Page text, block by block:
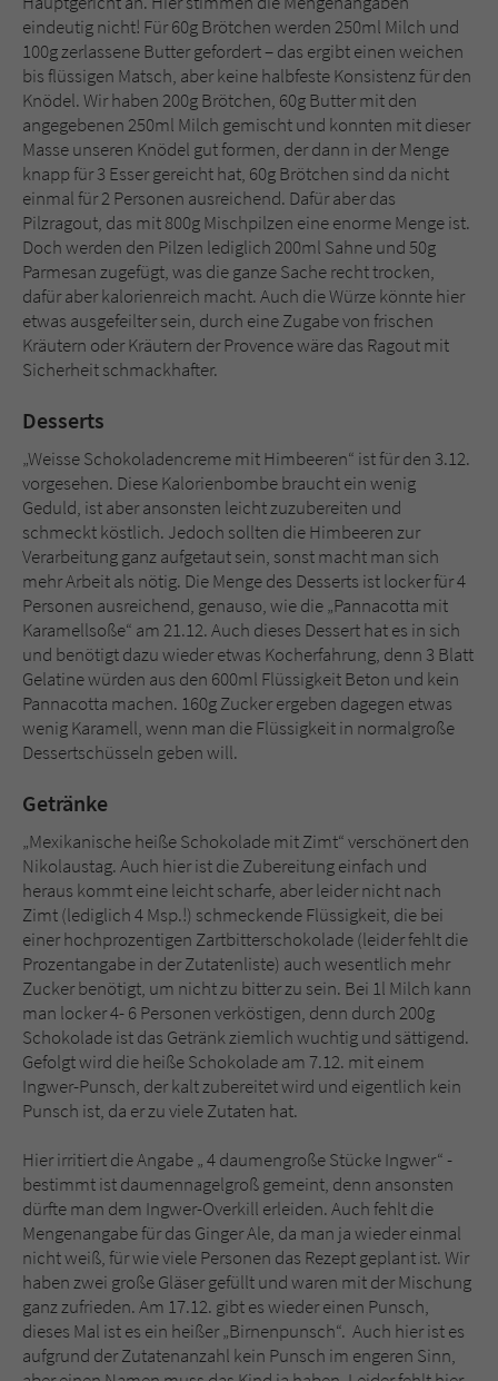
eindeutig nicht! Für 60g Brötchen werden 250ml Milch und
100g zerlassene Butter gefordert – das ergibt einen weichen
bis flüssigen Matsch, aber keine halbfeste Konsistenz für den
Knödel. Wir haben 200g Brötchen, 60g Butter mit den
angegebenen 250ml Milch gemischt und konnten mit dieser
Masse unseren Knödel gut formen, der dann in der Menge
knapp für 3 Esser gereicht hat, 60g Brötchen sind da nicht
einmal für 2 Personen ausreichend. Dafür aber das
Pilzragout, das mit 800g Mischpilzen eine enorme Menge ist.
Doch werden den Pilzen lediglich 200ml Sahne und 50g
Parmesan zugefügt, was die ganze Sache recht trocken,
dafür aber kalorienreich macht. Auch die Würze könnte hier
etwas ausgefeilter sein, durch eine Zugabe von frischen
Kräutern oder Kräutern der Provence wäre das Ragout mit
Sicherheit schmackhafter.
Desserts
„Weisse Schokoladencreme mit Himbeeren“ ist für den 3.12.
vorgesehen. Diese Kalorienbombe braucht ein wenig
Geduld, ist aber ansonsten leicht zuzubereiten und
schmeckt köstlich. Jedoch sollten die Himbeeren zur
Verarbeitung ganz aufgetaut sein, sonst macht man sich
mehr Arbeit als nötig. Die Menge des Desserts ist locker für 4
Personen ausreichend, genauso, wie die „Pannacotta mit
Karamellsoße“ am 21.12. Auch dieses Dessert hat es in sich
und benötigt dazu wieder etwas Kocherfahrung, denn 3 Blatt
Gelatine würden aus den 600ml Flüssigkeit Beton und kein
Pannacotta machen. 160g Zucker ergeben dagegen etwas
wenig Karamell, wenn man die Flüssigkeit in normalgroße
Dessertschüsseln geben will.
Getränke
„Mexikanische heiße Schokolade mit Zimt“ verschönert den
Nikolaustag. Auch hier ist die Zubereitung einfach und
heraus kommt eine leicht scharfe, aber leider nicht nach
Zimt (lediglich 4 Msp.!) schmeckende Flüssigkeit, die bei
einer hochprozentigen Zartbitterschokolade (leider fehlt die
Prozentangabe in der Zutatenliste) auch wesentlich mehr
Zucker benötigt, um nicht zu bitter zu sein. Bei 1l Milch kann
man locker 4- 6 Personen verköstigen, denn durch 200g
Schokolade ist das Getränk ziemlich wuchtig und sättigend.
Gefolgt wird die heiße Schokolade am 7.12. mit einem
Ingwer-Punsch, der kalt zubereitet wird und eigentlich kein
Punsch ist, da er zu viele Zutaten hat.
Hier irritiert die Angabe „ 4 daumengroße Stücke Ingwer“ -
bestimmt ist daumennagelgroß gemeint, denn ansonsten
dürfte man dem Ingwer-Overkill erleiden. Auch fehlt die
Mengenangabe für das Ginger Ale, da man ja wieder einmal
nicht weiß, für wie viele Personen das Rezept geplant ist. Wir
haben zwei große Gläser gefüllt und waren mit der Mischung
ganz zufrieden. Am 17.12. gibt es wieder einen Punsch,
dieses Mal ist es ein heißer „Birnenpunsch“. Auch hier ist es
aufgrund der Zutatenanzahl kein Punsch im engeren Sinn,